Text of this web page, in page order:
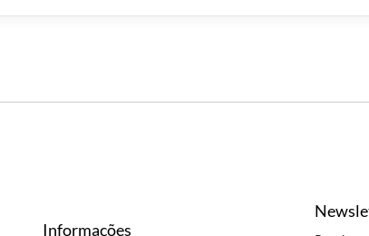
Informações